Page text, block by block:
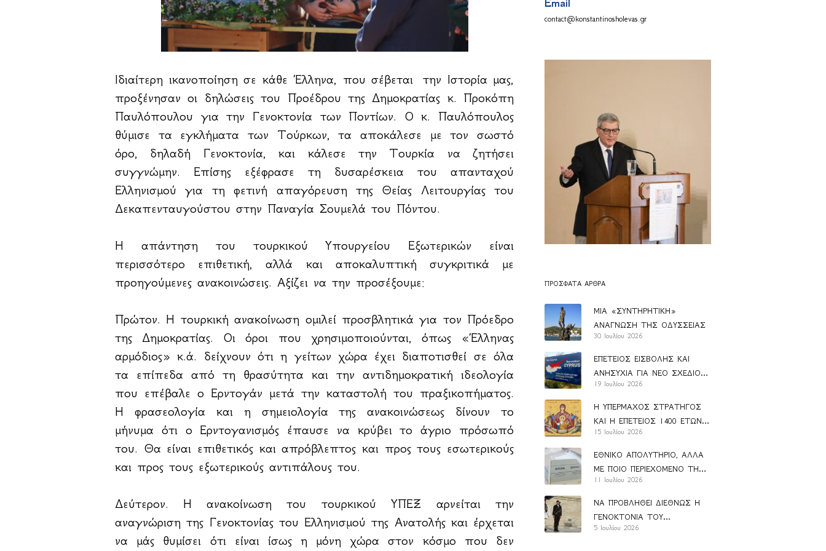
Ιδιαίτερη ικανοποίηση σε κάθε Έλληνα, που σέβεται την Ιστορία μας,
προξένησαν οι δηλώσεις του Προέδρου της Δημοκρατίας κ. Προκόπη
Παυλόπουλου για την Γενοκτονία των Ποντίων. Ο κ. Παυλόπουλος
θύμισε τα εγκλήματα των Τούρκων, τα αποκάλεσε με τον σωστό
όρο, δηλαδή Γενοκτονία, και κάλεσε την Τουρκία να ζητήσει
συγγνώμην. Επίσης εξέφρασε τη δυσαρέσκεια του απανταχού
Ελληνισμού για τη φετινή απαγόρευση της Θείας Λειτουργίας του
Δεκαπενταυγούστου στην Παναγία Σουμελά του Πόντου.
Η απάντηση του τουρκικού Υπουργείου Εξωτερικών είναι
περισσότερο επιθετική, αλλά και αποκαλυπτική συγκριτικά με
προηγούμενες ανακοινώσεις. Αξίζει να την προσέξουμε:
Πρώτον. Η τουρκική ανακοίνωση ομιλεί προσβλητικά για τον Πρόεδρο
της Δημοκρατίας. Οι όροι που χρησιμοποιούνται, όπως «Έλληνας
αρμόδιος» κ.ά. δείχνουν ότι η γείτων χώρα έχει διαποτισθεί σε όλα
τα επίπεδα από τη θρασύτητα και την αντιδημοκρατική ιδεολογία
που επέβαλε ο Ερντογάν μετά την καταστολή του πραξικοπήματος.
Η φρασεολογία και η σημειολογία της ανακοινώσεως δίνουν το
μήνυμα ότι ο Ερντογανισμός έπαυσε να κρύβει το άγριο πρόσωπό
του. Θα είναι επιθετικός και απρόβλεπτος και προς τους εσωτερικούς
και προς τους εξωτερικούς αντιπάλους του.
Δεύτερον. Η ανακοίνωση του τουρκικού ΥΠΕΞ αρνείται την
αναγνώριση της Γενοκτονίας του Ελληνισμού της Ανατολής και έρχεται
να μάς θυμίσει ότι είναι ίσως η μόνη χώρα στον κόσμο που δεν
Email
contact@konstantinosholevas.gr
ΠΡΌΣΦΑΤΑ ΆΡΘΡΑ
ΜΙΑ «ΣΥΝΤΗΡΗΤΙΚΗ»
ΑΝΑΓΝΩΣΗ ΤΗΣ ΟΔΥΣΣΕΙΑΣ
30 Ιουλίου 2026
ΕΠΕΤΕΙΟΣ ΕΙΣΒΟΛΗΣ ΚΑΙ
ΑΝΗΣΥΧΙΑ ΓΙΑ ΝΕΟ ΣΧΕΔΙΟ
ΑΝΑΝ
19 Ιουλίου 2026
Η ΥΠΕΡΜΑΧΟΣ ΣΤΡΑΤΗΓΟΣ
ΚΑΙ Η ΕΠΕΤΕΙΟΣ 1400 ΕΤΩΝ
ΑΠΟ ΤΗΝ ΚΑΘΙΕΡΩΣΗ ΤΟΥ
15 Ιουλίου 2026
ΕΘΝΙΚΟ ΑΠΟΛΥΤΗΡΙΟ, ΑΛΛΑ
ΜΕ ΠΟΙΟ ΠΕΡΙΕΧΟΜΕΝΟ ΤΗΣ
ΠΑΙΔΕΙΑΣ;
11 Ιουλίου 2026
ΝΑ ΠΡΟΒΛΗΘΕΙ ΔΙΕΘΝΩΣ Η
ΓΕΝΟΚΤΟΝΙΑ ΤΟΥ
ΕΛΛΗΝΙΣΜΟΥ (1914-1923)
5 Ιουλίου 2026